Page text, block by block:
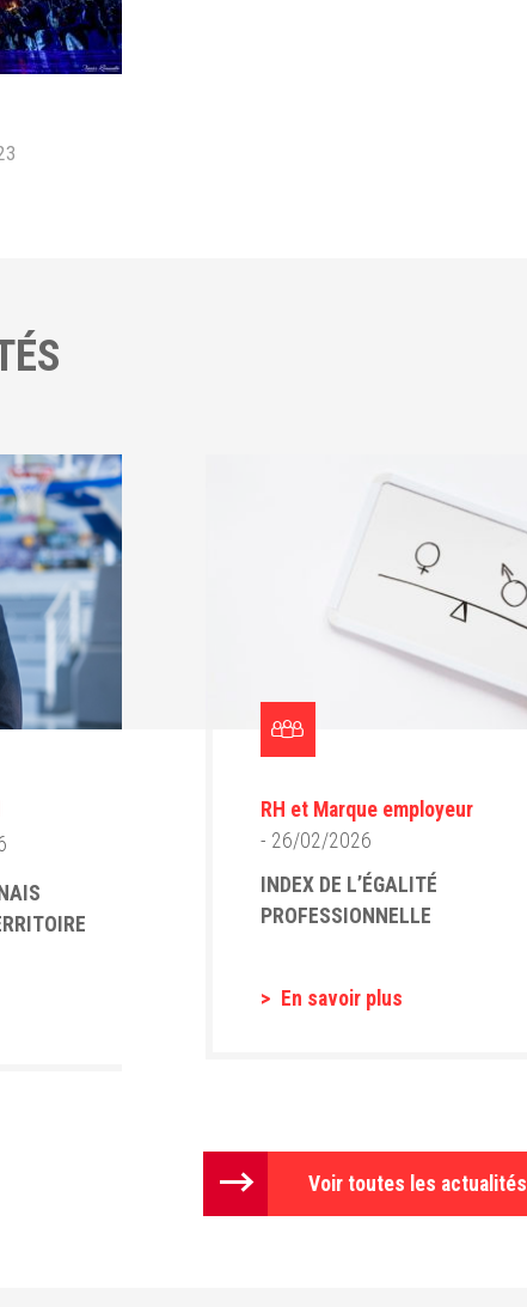
RH et Marque employeur
- 26/02/2026
INDEX DE L’ÉGALITÉ
PROFESSIONNELLE
En savoir plus
Voir toutes les actualités